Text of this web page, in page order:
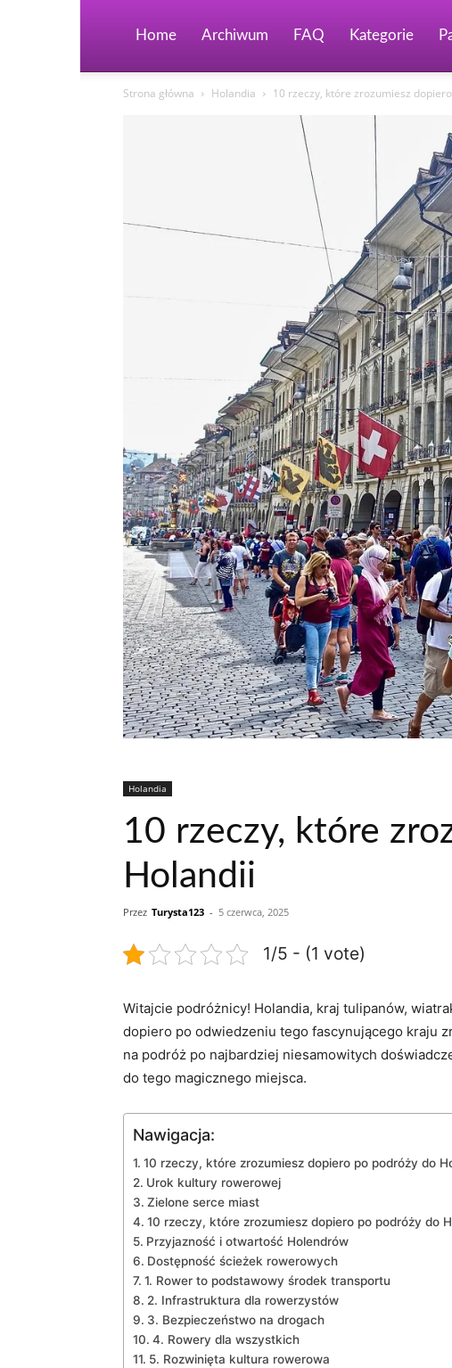
Home Archiwum FAQ Kategorie
Strona główna Holandia 10 rzeczy, które zrozumiesz
Holandia
10 rzeczy, które
Holandii
Przez Turysta123 - 5 czerwca, 2025
1/5 - (1 vote)
Witajcie‌ podróżnicy!​ Holandia, kraj‍ tulipanów,
dopiero ​po‌ odwiedzeniu ⁢tego fascynującego kraju
na⁢ podróż po najbardziej niesamowitych
do tego magicznego miejsca.
Nawigacja:
10 rzeczy, które zrozumiesz dopiero ⁤po podróży do
Urok ⁣kultury rowerowej
Zielone serce miast
10 rzeczy, które zrozumiesz dopiero po podróży do
Przyjazność i otwartość ​Holendrów
Dostępność ‌ścieżek rowerowych
1. Rower ⁢to podstawowy środek transportu
2. Infrastruktura dla rowerzystów
3. Bezpieczeństwo na drogach
4. Rowery‍ dla wszystkich
5. Rozwinięta kultura rowerowa